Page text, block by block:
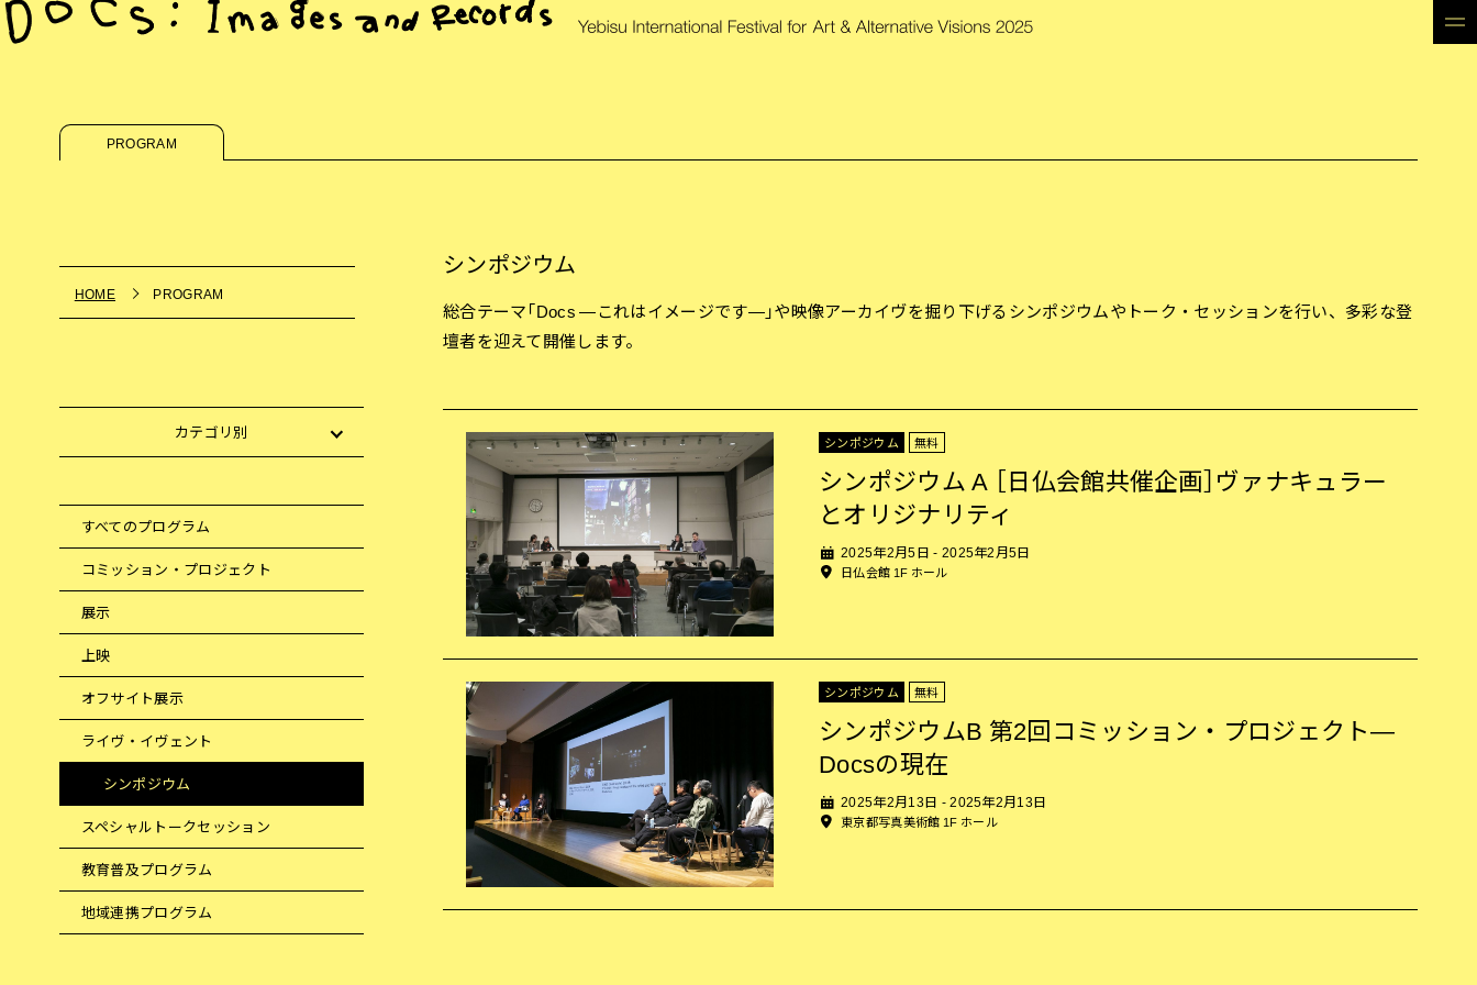
PROGRAM
HOME PROGRAM
カテゴリ別
すべてのプログラム
コミッション・プロジェクト
展示
上映
オフサイト展示
ライヴ・イヴェント
シンポジウム
スペシャルトークセッション
教育普及プログラム
地域連携プログラム
シンポジウム
総合テーマ「Docs —これはイメージです—」や映像アーカイヴを掘り下げるシンポジウムやトーク・セッションを行い、多彩な登
壇者を迎えて開催します。
シンポジウム 無料
シンポジウム A ［日仏会館共催企画］ヴァナキュラー
とオリジナリティ
2025年2月5日 - 2025年2月5日
日仏会館 1F ホール
シンポジウム 無料
シンポジウムB 第2回コミッション・プロジェクト—
Docsの現在
2025年2月13日 - 2025年2月13日
東京都写真美術館 1F ホール